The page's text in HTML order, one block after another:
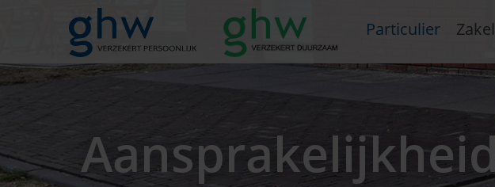
Particulier